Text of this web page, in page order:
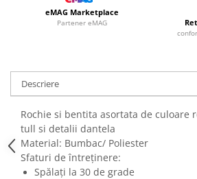
eMAG Marketplace
Partener eMAG
Descriere
Rochie si bentita asortata de culoare
tull si detalii dantela
Material: Bumbac/ Poliester
Sfaturi de întreținere:
Spălați la 30 de grade